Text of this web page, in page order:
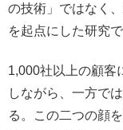
の技術」ではなく
を起点にした研究で
1,000社以上の顧客
しながら、一方で
る。この二つの顔